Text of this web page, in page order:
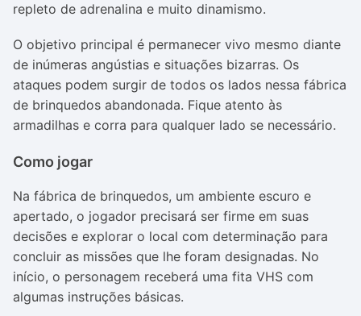
repleto de adrenalina e muito dinamismo.
O objetivo principal é permanecer vivo mesmo diante
de inúmeras angústias e situações bizarras. Os
ataques podem surgir de todos os lados nessa fábrica
de brinquedos abandonada. Fique atento às
armadilhas e corra para qualquer lado se necessário.
Como jogar
Na fábrica de brinquedos, um ambiente escuro e
apertado, o jogador precisará ser firme em suas
decisões e explorar o local com determinação para
concluir as missões que lhe foram designadas. No
início, o personagem receberá uma fita VHS com
algumas instruções básicas.